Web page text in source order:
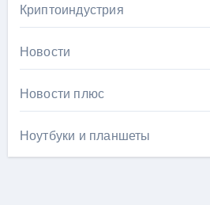
Криптоиндустрия
Новости
Новости плюс
Ноутбуки и планшеты